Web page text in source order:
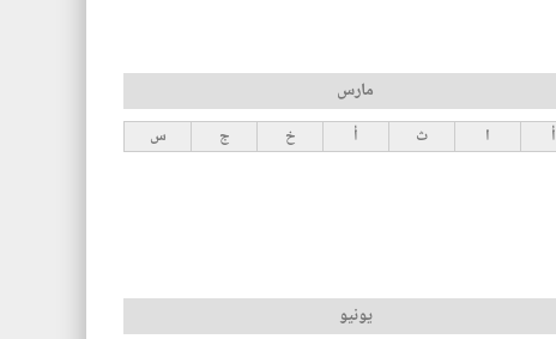
مارس
أ ا ث أ خ ج س
يونيو